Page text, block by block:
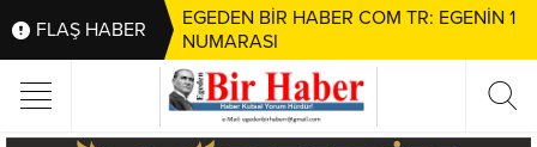
FLAŞ HABER
EGEDEN BİR HABER COM TR: EGENİN 1
NUMARASI